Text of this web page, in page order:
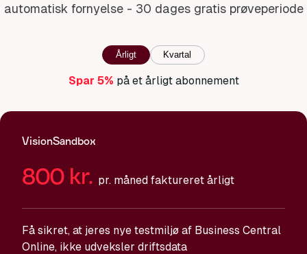
automatisk fornyelse - 30 dages gratis prøveperiode
Årligt Kvartal
Spar 5% på et årligt abonnement
VisionSandbox
800 kr. pr. måned faktureret årligt
Få sikret, at jeres nye testmiljø af Business Central
Online, ikke udveksler driftsdata